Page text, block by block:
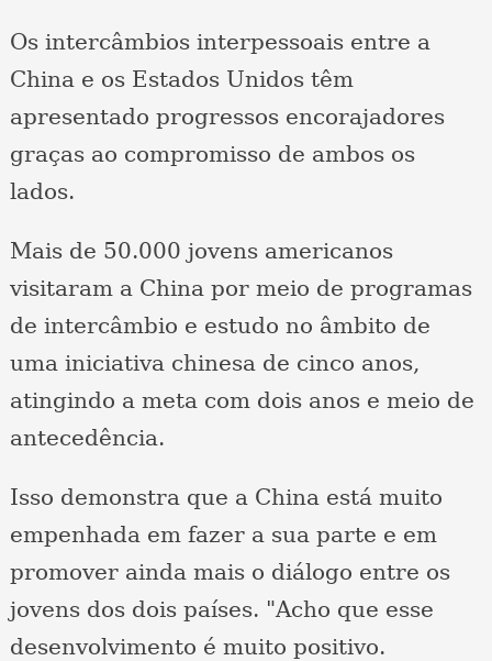
Os intercâmbios interpessoais entre a
China e os Estados Unidos têm
apresentado progressos encorajadores
graças ao compromisso de ambos os
lados.
Mais de 50.000 jovens americanos
visitaram a China por meio de programas
de intercâmbio e estudo no âmbito de
uma iniciativa chinesa de cinco anos,
atingindo a meta com dois anos e meio de
antecedência.
Isso demonstra que a China está muito
empenhada em fazer a sua parte e em
promover ainda mais o diálogo entre os
jovens dos dois países. "Acho que esse
desenvolvimento é muito positivo.